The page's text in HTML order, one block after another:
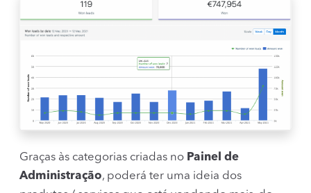
Graças às categorias criadas no Painel de
Administração, poderá ter uma ideia dos